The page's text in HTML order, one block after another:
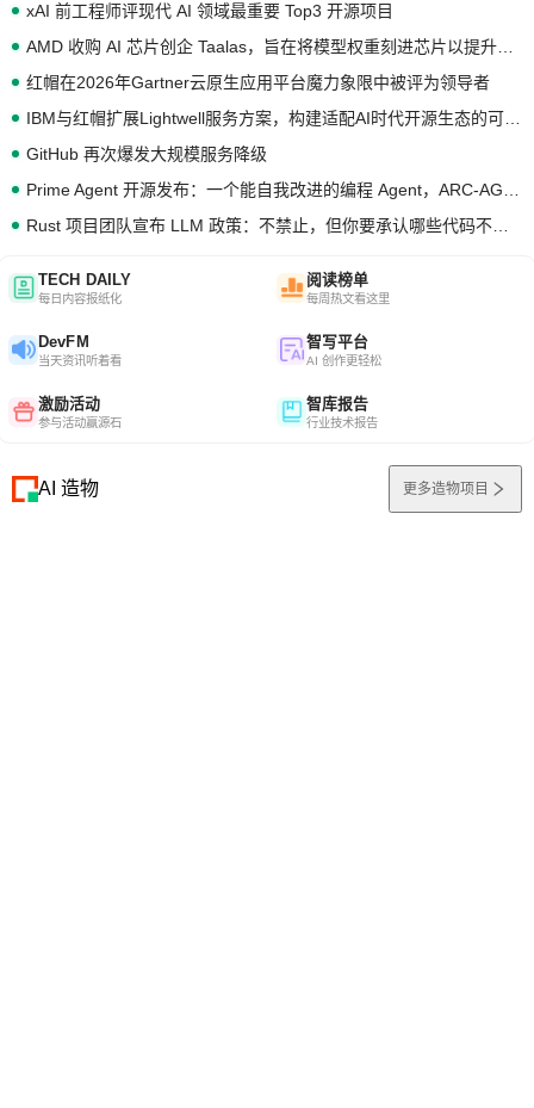
xAI 前工程师评现代 AI 领域最重要 Top3 开源项目
红帽在2026年Gartner云原生应用平台魔力象限中被评为领导者
GitHub 再次爆发大规模服务降级
TECH DAILY
每日内容报纸化
阅读榜单
每周热文看这里
DevFM
当天资讯听着看
智写平台
AI 创作更轻松
激励活动
参与活动赢源石
智库报告
行业技术报告
AI 造物 更多造物项目